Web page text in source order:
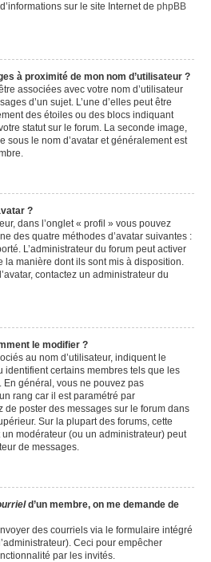
sur le site Internet de phpBB
à proximité de mon nom d’utilisateur ?
associées avec votre nom d’utilisateur
d’un sujet. L’une d’elles peut être
des étoiles ou des blocs indiquant
statut sur le forum. La seconde image,
sous le nom d’avatar et généralement est
?
dans l’onglet « profil » vous pouvez
des quatre méthodes d’avatar suivantes :
L’administrateur du forum peut activer
la manière dont ils sont mis à disposition.
contactez un administrateur du
le modifier ?
au nom d’utilisateur, indiquent le
identifient certains membres tels que les
général, vous ne pouvez pas
rang car il est paramétré par
de poster des messages sur le forum dans
Sur la plupart des forums, cette
modérateur (ou un administrateur) peut
de messages.
d’un membre, on me demande de
des courriels via le formulaire intégré
Ceci pour empêcher
par les invités.